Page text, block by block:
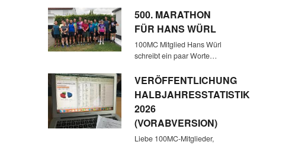
500. MARATHON
FÜR HANS WÜRL
100MC Mitglied Hans Würl
schreibt ein paar Worte…
VERÖFFENTLICHUNG
HALBJAHRESSTATISTIK
2026
(VORABVERSION)
Liebe 100MC-Mitglieder,